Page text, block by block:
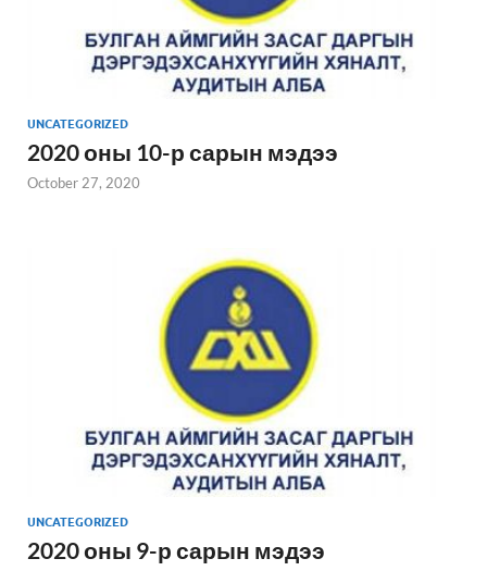
UNCATEGORIZED
2020 оны 10-р сарын мэдээ
October 27, 2020
UNCATEGORIZED
2020 оны 9-р сарын мэдээ